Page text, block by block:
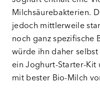
Milchsäurebakterien.
jedoch mittlerweile
noch ganz spezifische
würde ihn daher
ein Joghurt-Starter-Kit
mit bester Bio-Milch